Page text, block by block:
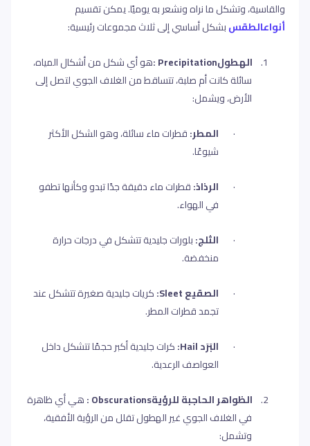
والقاسية، وتشكل ما نراه ونشعر به يوميًا. يمكن تقسيم
أنواعالطقسبشكل أساسي إلى ثلاث مجموعات رئيسية:
1.
الهطولPrecipitation
:هو أي شكل من أشكال المياه،
سائلة كانت أم صلبة، تتساقط من الغلاف الجوي لتصل إلى
الأرض، ويشمل:
·
المطر:قطرات ماء سائلة، وهو الشكل الأكثر
شيوعًا.
·
الرذاذ:قطرات ماء دقيقة جدًا تبدو وكأنها تطفو
في الهواء.
·
الثلج:بلورات جليدية تتشكل في درجات حرارة
منخفضة.
·
الصقيعSleet
:كريات جليدية صغيرة تتشكل عند
تجمد قطرات المطر.
·
البَرَدHail
:كرات جليدية أكبر حجمًا تتشكل داخل
العواصف الرعدية.
2.
الظواهر الحاجبة للرؤيةObscurations
:هي أي ظاهرة
في الغلاف الجوي غير الهطول تقلل من الرؤية الأفقية،
وتشمل: